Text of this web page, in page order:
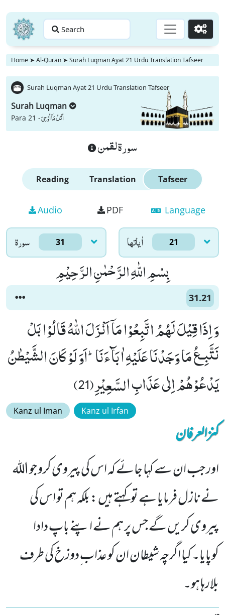
Search Go
Home ➤ Al-Quran ➤ Surah Luqman Ayat 21 Urdu Translation Tafseer
Surah Luqman Ayat 21 Urdu Translation Tafseer
Surah Luqman
Para 21 -اُتْلُ مَاۤ اُوْحِیَ
سورة لقمن
Reading Translation Tafseer
Audio PDF Language
سورۃ 31 اٰياتها 21
بِسْمِ اللّٰهِ الرَّحْمٰنِ الرَّحِیْمِ
31.21
وَ اِذَا قِیْلَ لَهُمُ اتَّبِعُوْا مَاۤ اَنْزَلَ اللّٰهُ قَالُوْا بَلْ
نَتَّبِـعُ مَا وَجَدْنَا عَلَیْهِ اٰبَآءَنَاؕ-اَوَ لَوْ كَانَ الشَّیْطٰنُ
یَدْعُوْهُمْ اِلٰى عَذَابِ السَّعِیْرِ(21)
Kanz ul Iman Kanz ul Irfan
کنزالعرفان
اور جب ان سے کہا جائے کہ اس کی پیروی کرو جو الله
نے نازل فرمایا ہے تو کہتے ہیں : بلکہ ہم تو اس کی
پیروی کریں گے جس پر ہم نے اپنے باپ دادا
کوپایا۔ کیا اگرچہ شیطان ان کو عذاب ِدوزخ کی طرف
بلارہا ہو۔